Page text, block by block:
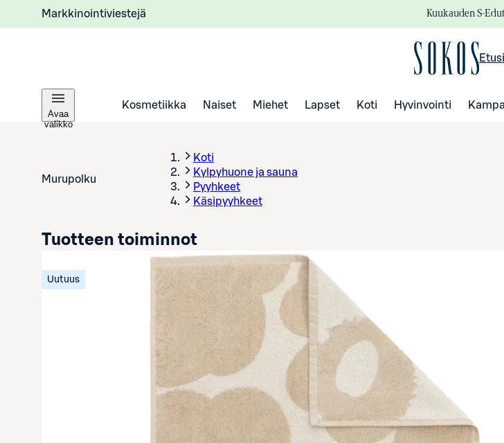
Markkinointiviestejä Kuukauden S-
Avaa
valikko
Kosmetiikka Naiset Miehet Lapset Koti Hyvinvointi
Murupolku
Koti
Kylpyhuone ja sauna
Pyyhkeet
Käsipyyhkeet
Uutuus
Tuotteen toiminnot